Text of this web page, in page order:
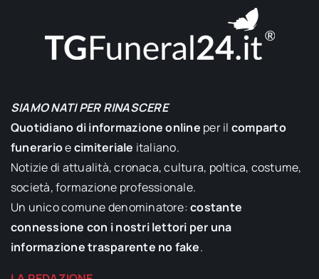
SIAMO NATI PER RINASCERE
Quotidiano di informazione online per il comparto
funerarioecimiteriale italiano.
Notizie di attualità, cronaca, cultura, poltica, costume,
società, formazione professionale.
Un unico comune denominatore:costante
connessione con i nostri lettori per una
informazione trasparente no fake.